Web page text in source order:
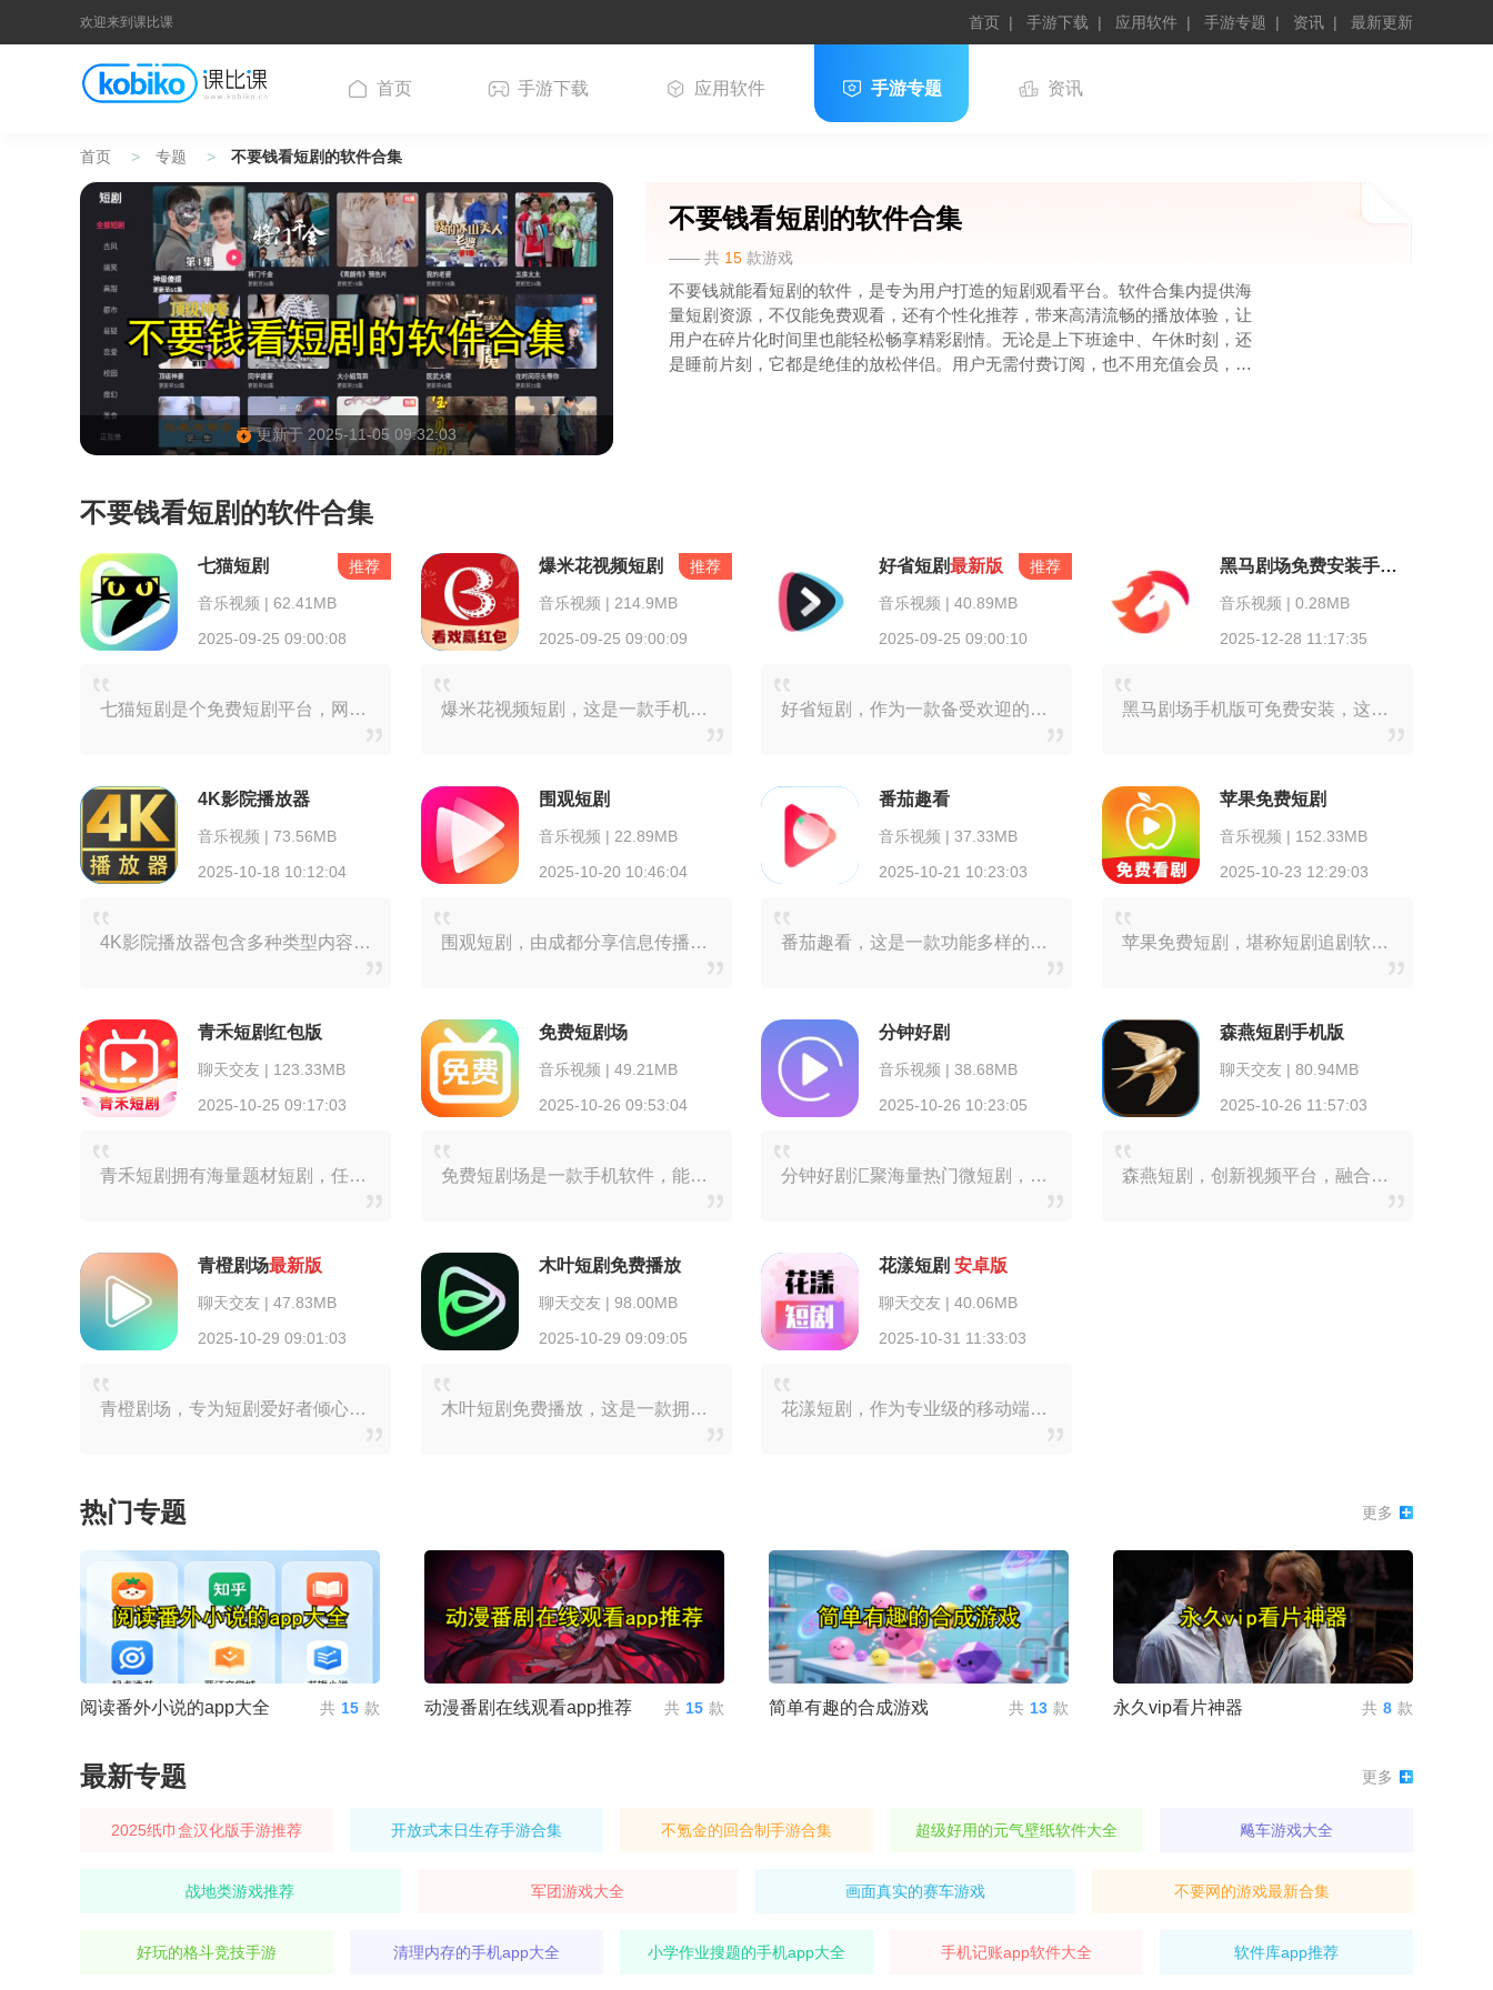
欢迎来到课比课 首页 手游下载 应用软件 手游专题 资讯 最新更新
首页 手游下载 应用软件 手游专题 资讯
首页 专题 不要钱看短剧的软件合集
更新于 2025-11-05 09:32:03
不要钱看短剧的软件合集
—— 共 15 款游戏
不要钱就能看短剧的软件，是专为用户打造的短剧观看平台。软件合集内提供海
量短剧资源，不仅能免费观看，还有个性化推荐，带来高清流畅的播放体验，让
用户在碎片化时间里也能轻松畅享精彩剧情。无论是上下班途中、午休时刻，还
是睡前片刻，它都是绝佳的放松伴侣。用户无需付费订阅，也不用充值会员，完
不要钱看短剧的软件合集
七猫短剧
音乐视频 | 62.41MB
2025-09-25 09:00:08
七猫短剧是个免费短剧平台，网罗网络上热门的经典短剧，整部剧都能免费看。用户能获得看完剧那种畅快的观看感受。短剧风格与主题多样，不管是甜蜜剧情、复仇情节，还是时间
推荐 爆米花视频短剧
音乐视频 | 214.9MB
2025-09-25 09:00:09
爆米花视频短剧，这是一款手机视频播放软件。在这里，用户能畅享海量丰富的短剧视频，自由随心观看。无论是都市热血类，还是甜宠言情类，亦或是赘婿逆袭类等各式各样的短剧
推荐 好省短剧最新版
音乐视频 | 40.89MB
2025-09-25 09:00:10
好省短剧，作为一款备受欢迎的短剧影视播放软件，为用户精心收录了海量电影、电视剧以及热门短剧。无论是哪个平台的短剧，在这里都能找到，用户只需轻松一点，即可随心观看
推荐 黑马剧场免费安装手机版
音乐视频 | 0.28MB
2025-12-28 11:17:35
黑马剧场手机版可免费安装，这是一款极为好用的影视资源软件。软件内影视资源超级丰富，各类影视应有尽有。用户在这里能尽情感受海量影视资源带来的乐趣，轻松找到更多心仪
4K影院播放器
音乐视频 | 73.56MB
2025-10-18 10:12:04
4K影院播放器包含多种类型内容，像电影、电视剧以及综艺节目等。不管你钟情动作片，亦或是喜爱喜剧片，都能在此寻觅到心仪之作。而且，该软件支持4K超高清画质回放，能
围观短剧
音乐视频 | 22.89MB
2025-10-20 10:46:04
围观短剧，由成都分享信息传播有限公司倾力打造，是一款专注于在线短剧观看的影音播放类软件。在这款软件里，为用户精心准备了丰富多样的短剧种类，涵盖都市、逆袭、言情、
番茄趣看
音乐视频 | 37.33MB
2025-10-21 10:23:03
番茄趣看，这是一款功能多样的手机短剧应用。在这儿，每天都能在线观看到各式各样的短剧内容，其题材划分细致入微，只要随手打开手机，就能在线进行筛选。不仅如此，番茄趣
苹果免费短剧
音乐视频 | 152.33MB
2025-10-23 12:29:03
苹果免费短剧，堪称短剧追剧软件中的佼佼者，题材丰富多样，校园青春的纯真浪漫、职场竞技的紧张刺激、末世生存的惊险求生以及古风权谋的波谲云诡等类型应有尽有。它致力于
青禾短剧红包版
聊天交友 | 123.33MB
2025-10-25 09:17:03
青禾短剧拥有海量题材短剧，任用户挑选。用户借助分类、搜索等多样方式，能迅速找到心仪短剧。不仅如此，还可依据个人喜好进行多种倍数调节，使软件更贴合用户使用习惯。爱
免费短剧场
音乐视频 | 49.21MB
2025-10-26 09:53:04
免费短剧场是一款手机软件，能让你免费播放和观看短剧。它提供海量丰富且题材多样的短剧资源，满足大家多元的观剧需求。软件界面简洁直观，操作简单，极易上手，用户可以迅
分钟好剧
音乐视频 | 38.68MB
2025-10-26 10:23:05
分钟好剧汇聚海量热门微短剧，题材丰富多样，包含古风、甜宠、逆袭等各类，全方位满足不同用户的观剧喜好。其中部分剧集已圆满完结。不仅如此，平台还携手多家头部电商开展
森燕短剧手机版
聊天交友 | 80.94MB
2025-10-26 11:57:03
森燕短剧，创新视频平台，融合海量精品短剧与沉浸式观影体验。平台题材多元，涵盖都市逆袭、悬疑烧脑等。每日更新热门剧集，借助智能算法，精准推送用户心仪内容。支持竖屏
青橙剧场最新版
聊天交友 | 47.83MB
2025-10-29 09:01:03
青橙剧场，专为短剧爱好者倾心打造的沉浸式观影天地！这里汇聚了都市情感、甜宠恋爱等丰富多样的题材。每天都会更新海量精彩内容，还精心推出独家精品，充分满足用户碎片化
木叶短剧免费播放
聊天交友 | 98.00MB
2025-10-29 09:09:05
木叶短剧免费播放，这是一款拥有海量短剧的视频播放器。在这里，丰富的短剧作品随意解锁播放，原创热门短剧能直接推荐给用户观看。用户可在线浏览短剧视频，轻松播放喜爱的
花漾短剧安卓版
聊天交友 | 40.06MB
2025-10-31 11:33:03
花漾短剧，作为专业级的移动端短剧聚合平台，网罗都市情感、古装传奇等全品类题材。借助智能算法，精准推送个性化内容。同时，以4K超清画质搭配的沉浸式播放环境，让用户
热门专题 更多
阅读番外小说的app大全 共 15 款 动漫番剧在线观看app推荐 共 15 款 简单有趣的合成游戏 共 13 款 永久vip看片神器 共 8 款
最新专题 更多
2025纸巾盒汉化版手游推荐 开放式末日生存手游合集 不氪金的回合制手游合集 超级好用的元气壁纸软件大全 飚车游戏大全
战地类游戏推荐 军团游戏大全 画面真实的赛车游戏 不要网的游戏最新合集
好玩的格斗竞技手游 清理内存的手机app大全 小学作业搜题的手机app大全 手机记账app软件大全 软件库app推荐